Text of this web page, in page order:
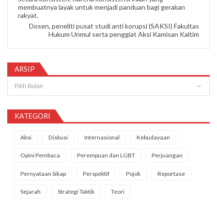
membuatnya layak untuk menjadi panduan bagi gerakan
rakyat.
Dosen, peneliti pusat studi anti korupsi (SAKSI) Fakultas
Hukum Unmul serta penggiat Aksi Kamisan Kaltim
ARSIP
KATEGORI
Aksi Diskusi Internasional Kebudayaan
Opini Pembaca Perempuan dan LGBT Perjuangan
Pernyataan Sikap Perspektif Pojok Reportase
Sejarah Strategi Taktik Teori